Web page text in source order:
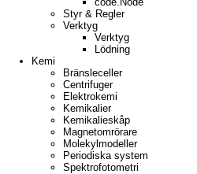
Styr & Regler
Verktyg
Verktyg
Lödning
Kemi
Bränsleceller
Centrifuger
Elektrokemi
Kemikalier
Kemikalieskåp
Magnetomrörare
Molekylmodeller
Periodiska system
Spektrofotometri